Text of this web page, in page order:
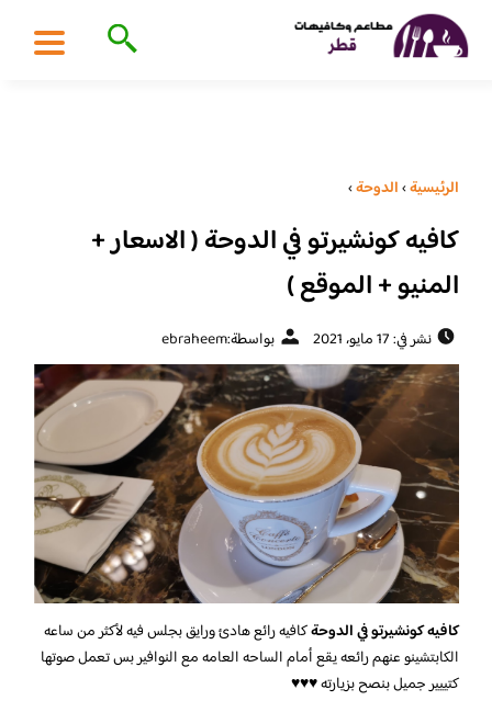
الرئيسية›الدوحة›
كافيه كونشيرتو في الدوحة ( الاسعار +
المنيو + الموقع )
نشر في: 17 مايو، 2021 بواسطة:ebraheem
كافيه كونشيرتو في الدوحةكافيه رائع هادئ ورايق بجلس فيه لأكثر من ساعه
الكابتشينو عنهم رائعه يقع أمام الساحه العامه مع النوافير بس تعمل صوتها
كتييير جميل بنصح بزيارته ♥️♥️♥️